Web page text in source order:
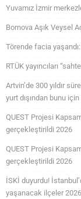
Yuvamız İzmir
Bornova Aşık Veysel
Törende facia
RTÜK yayıncıları
Artvin’de 300 yıldır
yurt dışından bunu
QUEST Projesi
gerçekleştirildi 2026
QUEST Projesi
gerçekleştirildi 2026
İSKİ duyurdu!
yaşanacak ilçeler 2026